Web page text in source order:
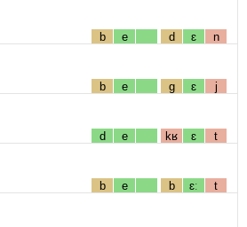
b e d ɛ n
b e g ɛ j
d e kʁ ɛ t
b e b ɛː t